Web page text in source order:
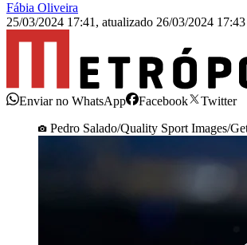
Fábia Oliveira
25/03/2024 17:41 , atualizado 26/03/2024 17:43
Enviar no WhatsApp Facebook
Twitter
Pedro Salado/Quality Sport Images/